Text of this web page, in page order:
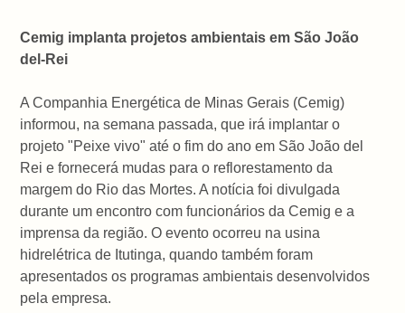
Cemig implanta projetos ambientais em São João
del-Rei
A Companhia Energética de Minas Gerais (Cemig)
informou, na semana passada, que irá implantar o
projeto "Peixe vivo" até o fim do ano em São João del
Rei e fornecerá mudas para o reflorestamento da
margem do Rio das Mortes. A notícia foi divulgada
durante um encontro com funcionários da Cemig e a
imprensa da região. O evento ocorreu na usina
hidrelétrica de Itutinga, quando também foram
apresentados os programas ambientais desenvolvidos
pela empresa.